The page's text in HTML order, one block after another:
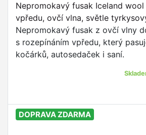
Nepromokavý fusak Iceland wool
vpředu, ovčí vlna, světle
Nepromokavý fusak z ovčí vlny
s rozepínáním vpředu, který
kočárků, autosedaček i saní.
DOPRAVA ZDARMA